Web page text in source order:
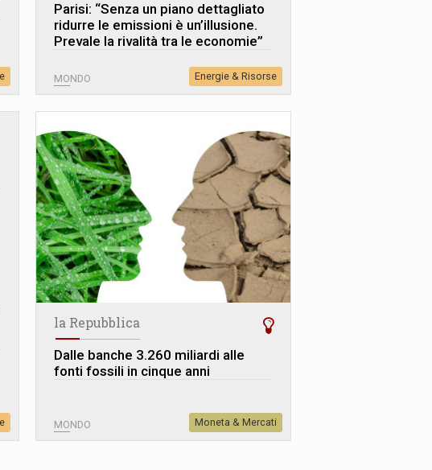
Parisi: “Senza un piano dettagliato
ridurre le emissioni è un’illusione.
Prevale la rivalità tra le economie”
MONDO Energie & Risorse
la Repubblica
Dalle banche 3.260 miliardi alle
fonti fossili in cinque anni
MONDO Moneta & Mercati